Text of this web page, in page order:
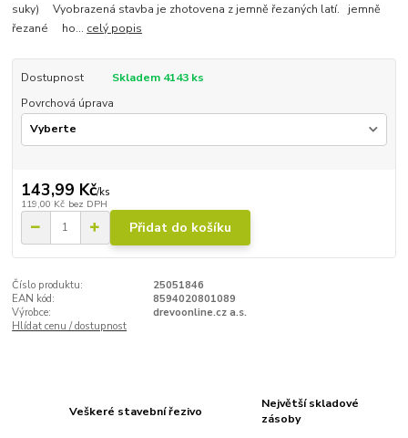
suky) Vyobrazená stavba je zhotovena z jemně řezaných latí. jemně
řezané ho... celý popis
Dostupnost
Skladem 4143 ks
Povrchová úprava
143,99 Kč/ks
119,00 Kč bez DPH
Přidat do košíku
Číslo produktu:
25051846
EAN kód:
8594020801089
Výrobce:
drevoonline.cz a.s.
Hlídat cenu / dostupnost
Veškeré stavební řezivo
Největší skladové
zásoby